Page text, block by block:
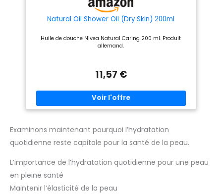
Natural Oil Shower Oil (Dry Skin) 200ml
Huile de douche Nivea Natural Caring 200 ml. Produit
allemand.
11,57 €
Examinons maintenant pourquoi l’hydratation
quotidienne reste capitale pour la santé de la peau.
L’importance de l’hydratation quotidienne pour une peau
en pleine santé
Maintenir l’élasticité de la peau